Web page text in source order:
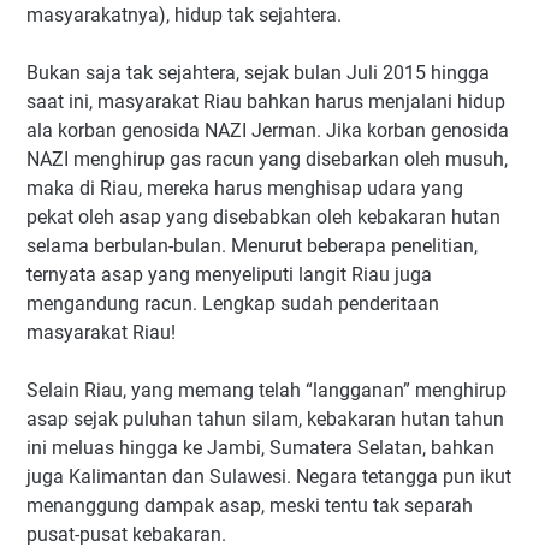
masyarakatnya), hidup tak sejahtera.
Bukan saja tak sejahtera, sejak bulan Juli 2015 hingga
saat ini, masyarakat Riau bahkan harus menjalani hidup
ala korban genosida NAZI Jerman. Jika korban genosida
NAZI menghirup gas racun yang disebarkan oleh musuh,
maka di Riau, mereka harus menghisap udara yang
pekat oleh asap yang disebabkan oleh kebakaran hutan
selama berbulan-bulan. Menurut beberapa penelitian,
ternyata asap yang menyeliputi langit Riau juga
mengandung racun. Lengkap sudah penderitaan
masyarakat Riau!
Selain Riau, yang memang telah “langganan” menghirup
asap sejak puluhan tahun silam, kebakaran hutan tahun
ini meluas hingga ke Jambi, Sumatera Selatan, bahkan
juga Kalimantan dan Sulawesi. Negara tetangga pun ikut
menanggung dampak asap, meski tentu tak separah
pusat-pusat kebakaran.